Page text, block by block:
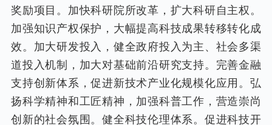
奖励项目。加快科研院所改革，扩大科研自主权。
加强知识产权保护，大幅提高科技成果转移转化成
效。加大研发投入，健全政府投入为主、社会多渠
道投入机制，加大对基础前沿研究支持。完善金融
支持创新体系，促进新技术产业化规模化应用。弘
扬科学精神和工匠精神，加强科普工作，营造崇尚
创新的社会氛围。健全科技伦理体系。促进科技开